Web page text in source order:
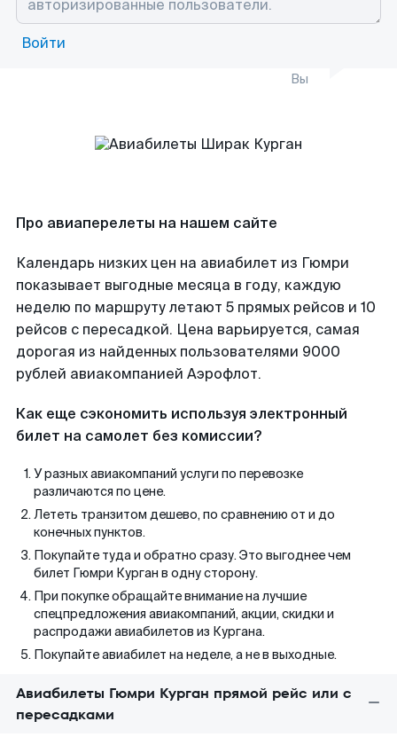
Войти
Вы
Про авиаперелеты на нашем сайте
Календарь низких цен на авиабилет из Гюмри
показывает выгодные месяца в году, каждую
неделю по маршруту летают 5 прямых рейсов и 10
рейсов с пересадкой. Цена варьируется, самая
дорогая из найденных пользователями 9000
рублей авиакомпанией Аэрофлот.
Как еще сэкономить используя электронный
билет на самолет без комиссии?
У разных авиакомпаний услуги по перевозке
различаются по цене.
Лететь транзитом дешево, по сравнению от и до
конечных пунктов.
Покупайте туда и обратно сразу. Это выгоднее чем
билет Гюмри Курган в одну сторону.
При покупке обращайте внимание на лучшие
спецпредложения авиакомпаний, акции, скидки и
распродажи авиабилетов из Кургана.
Покупайте авиабилет на неделе, а не в выходные.
Авиабилеты Гюмри Курган прямой рейс или с
пересадками